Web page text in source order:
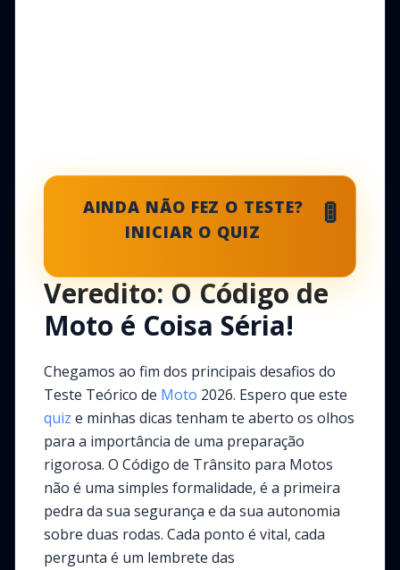
AINDA NÃO FEZ O TESTE?
INICIAR O QUIZ
🚦
Veredito: O Código de
Moto é Coisa Séria!
Chegamos ao fim dos principais desafios do
Teste Teórico de Moto 2026. Espero que este
quiz e minhas dicas tenham te aberto os olhos
para a importância de uma preparação
rigorosa. O Código de Trânsito para Motos
não é uma simples formalidade, é a primeira
pedra da sua segurança e da sua autonomia
sobre duas rodas. Cada ponto é vital, cada
pergunta é um lembrete das